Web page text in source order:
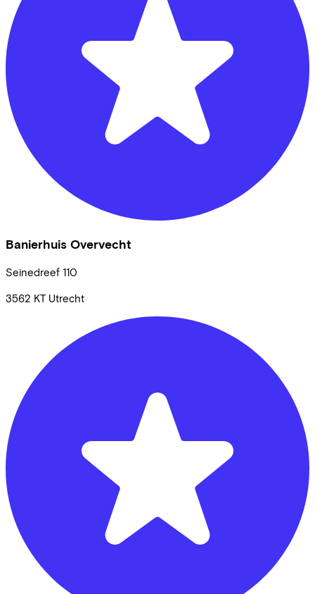
Banierhuis Overvecht
Seinedreef 110
3562 KT Utrecht